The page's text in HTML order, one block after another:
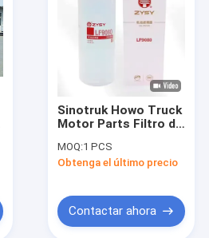
Sinotruk Howo Truck
Motor Parts Filtro de
original para
reparación y
MOQ:1 PCS
Obtenga el último precio
Contactar ahora